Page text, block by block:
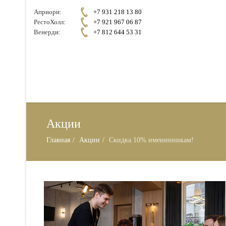
Априори:
+7 931 218 13 80
РестоХолл:
+7 921 967 06 87
Венерди:
+7 812 644 53 31
Акции
Главная Акции Скидка 10% именинникам!